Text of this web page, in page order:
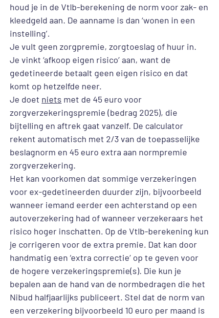
houd je in de Vtlb-berekening de norm voor zak- en
kleedgeld aan. De aanname is dan ‘wonen in een
instelling’.
Je vult geen zorgpremie, zorgtoeslag of huur in.
Je vinkt ‘afkoop eigen risico’ aan, want de
gedetineerde betaalt geen eigen risico en dat
komt op hetzelfde neer.
Je doet niets met de 45 euro voor
zorgverzekeringspremie (bedrag 2025), die
bijtelling en aftrek gaat vanzelf. De calculator
rekent automatisch met 2/3 van de toepasselijke
beslagnorm en 45 euro extra aan normpremie
zorgverzekering.
Het kan voorkomen dat sommige verzekeringen
voor ex-gedetineerden duurder zijn, bijvoorbeeld
wanneer iemand eerder een achterstand op een
autoverzekering had of wanneer verzekeraars het
risico hoger inschatten. Op de Vtlb-berekening kun
je corrigeren voor de extra premie. Dat kan door
handmatig een ‘extra correctie’ op te geven voor
de hogere verzekeringspremie(s). Die kun je
bepalen aan de hand van de normbedragen die het
Nibud halfjaarlijks publiceert. Stel dat de norm van
een verzekering bijvoorbeeld 10 euro per maand is